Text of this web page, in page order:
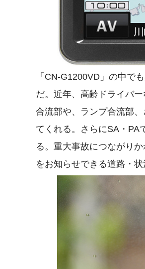
「CN-G1200VD」の中で
だ。近年、高齢ドライバ
合流部や、ランプ合流部
てくれる。さらにSA・PA
る。重大事故につながり
をお知らせできる道路・状